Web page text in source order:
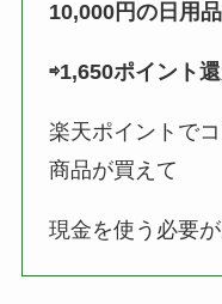
10,000円の日用
⇨1,650ポイント
楽天ポイントで
商品が買えて
現金を使う必要が